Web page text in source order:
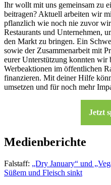
Ihr wollt mit uns gemeinsam zu
beitragen? Aktuell arbeiten wir
pflanzlich wie noch nie zuvor
Restaurants und Unternehmen,
den Markt zu bringen. Ein
sowie der Zusammenarbeit mit
eurer Unterstützung konnten wir
Werbeaktionen im öffentlichen
finanzieren. Mit deiner Hilfe
umsetzen und für noch mehr
Jetzt
Medienberichte
Falstaff: „Dry January“ und
Süßem und Fleisch sinkt